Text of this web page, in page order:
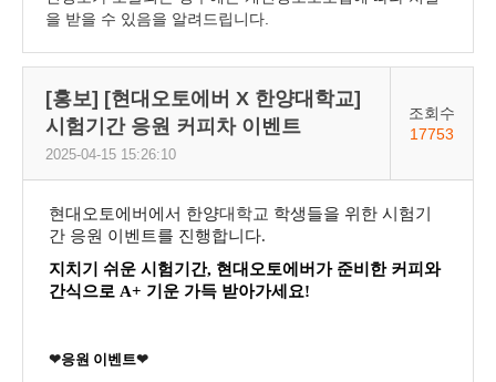
을 받을 수 있음을 알려드립니다.
[홍보] [현대오토에버 X 한양대학교]
시험기간 응원 커피차 이벤트
2025-04-15 15:26:10
조회수
17753
현대오토에버에서 한양대학교 학생들을 위한 시험기
간 응원 이벤트를 진행합니다.
지치기 쉬운 시험기간, 현대오토에버가 준비한 커피와
간식으로 A+ 기운 가득 받아가세요!
❤응원 이벤트❤